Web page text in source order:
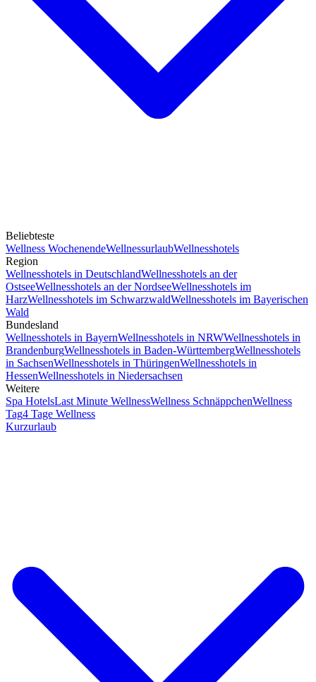
Beliebteste
Wellness WochenendeWellnessurlaubWellnesshotels
Region
Wellnesshotels in DeutschlandWellnesshotels an der
OstseeWellnesshotels an der NordseeWellnesshotels im
HarzWellnesshotels im SchwarzwaldWellnesshotels im Bayerischen
Wald
Bundesland
Wellnesshotels in BayernWellnesshotels in NRWWellnesshotels in
BrandenburgWellnesshotels in Baden-WürttembergWellnesshotels
in SachsenWellnesshotels in ThüringenWellnesshotels in
HessenWellnesshotels in Niedersachsen
Weitere
Spa HotelsLast Minute WellnessWellness SchnäppchenWellness
Tag4 Tage Wellness
Kurzurlaub